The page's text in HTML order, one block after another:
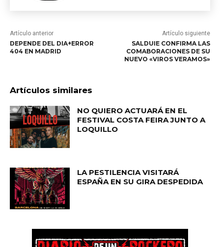
Artículo anterior
DEPENDE DEL DIA+ERROR
404 EN MADRID
Artículo siguiente
SALDUIE CONFIRMA LAS
COMABORACIONES DE SU
NUEVO «VIROS VERAMOS»
Artículos similares
NO QUIERO ACTUARÁ EN EL
FESTIVAL COSTA FEIRA JUNTO A
LOQUILLO
LA PESTILENCIA VISITARÁ
ESPAÑA EN SU GIRA DESPEDIDA